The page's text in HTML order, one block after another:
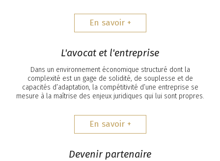
En savoir +
L'avocat et l'entreprise
Dans un environnement économique structuré dont la
complexité est un gage de solidité, de souplesse et de
capacités d’adaptation, la compétitivité d’une entreprise se
mesure à la maîtrise des enjeux juridiques qui lui sont propres.
En savoir +
Devenir partenaire